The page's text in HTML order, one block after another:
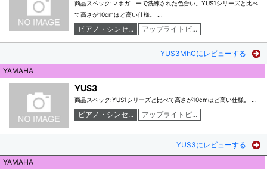
商品スペック:マホガニーで洗練された色合い。YUS1シリーズと比べ
て高さが10cmほど高い仕様。 ...
ピアノ・シンセ... アップライトピ...
YUS3MhCにレビューする
YAMAHA
YUS3
商品スペック:YUS1シリーズと比べて高さが10cmほど高い仕様。 ...
ピアノ・シンセ... アップライトピ...
YUS3にレビューする
YAMAHA